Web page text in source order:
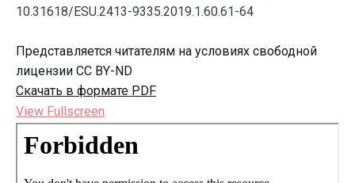
10.31618/ESU.2413-9335.2019.1.60.61-64
Представляется читателям на условиях свободной
лицензии CC BY-ND
Скачать в формате PDF
View Fullscreen
Перейти
содержимому